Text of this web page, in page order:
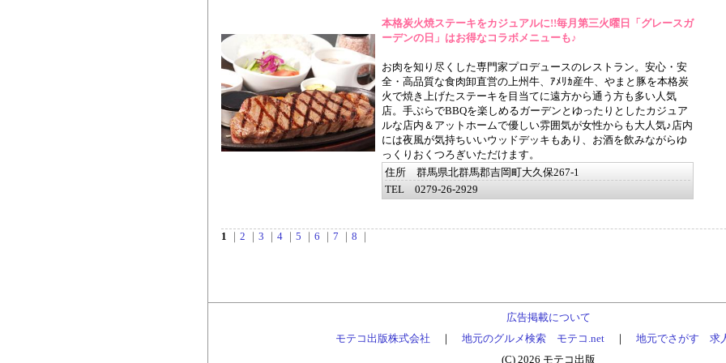
本格炭火焼ステーキをカジュアルに!!毎月第三火曜日「グレースガ
ーデンの日」はお得なコラボメニューも♪
お肉を知り尽くした専門家プロデュースのレストラン。安心・安
全・高品質な食肉卸直営の上州牛、ｱﾒﾘｶ産牛、やまと豚を本格炭
火で焼き上げたステーキを目当てに遠方から通う方も多い人気
店。手ぶらでBBQを楽しめるガーデンとゆったりとしたカジュア
ルな店内＆アットホームで優しい雰囲気が女性からも大人気♪店内
には夜風が気持ちいいウッドデッキもあり、お酒を飲みながらゆ
っくりおくつろぎいただけます。
住所 群馬県北群馬郡吉岡町大久保267-1
TEL 0279-26-2929
1 ｜ 2 ｜ 3 ｜ 4 ｜ 5 ｜ 6 ｜ 7 ｜ 8 ｜
広告掲載について
モテコ出版株式会社 ｜ 地元のグルメ検索 モテコ.net｜ 地元でさがす 求
(C) 2026 モテコ出版